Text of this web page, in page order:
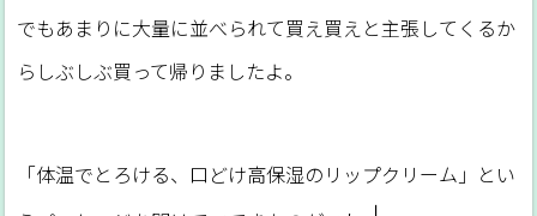
でもあまりに大量に並べられて買え買えと主張してくるか
らしぶしぶ買って帰りましたよ。
「体温でとろける、口どけ高保湿のリップクリーム」とい